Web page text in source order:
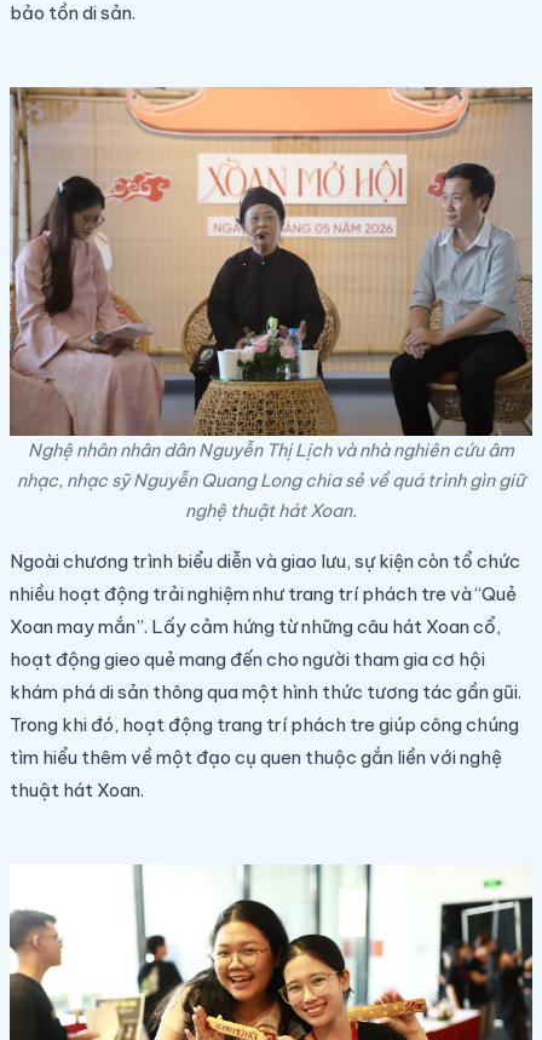
bảo tồn di sản.
Nghệ nhân nhân dân Nguyễn Thị Lịch và nhà nghiên cứu âm
nhạc, nhạc sỹ Nguyễn Quang Long chia sẻ về quá trình gìn giữ
nghệ thuật hát Xoan.
Ngoài chương trình biểu diễn và giao lưu, sự kiện còn tổ chức
nhiều hoạt động trải nghiệm như trang trí phách tre và “Quẻ
Xoan may mắn”. Lấy cảm hứng từ những câu hát Xoan cổ,
hoạt động gieo quẻ mang đến cho người tham gia cơ hội
khám phá di sản thông qua một hình thức tương tác gần gũi.
Trong khi đó, hoạt động trang trí phách tre giúp công chúng
tìm hiểu thêm về một đạo cụ quen thuộc gắn liền với nghệ
thuật hát Xoan.